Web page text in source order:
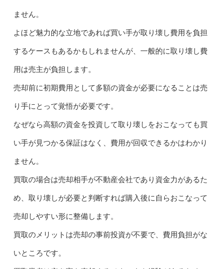
ません。
よほど魅力的な立地であれば買い手が取り壊し費用を負担
するケースもあるかもしれませんが、一般的に取り壊し費
用は売主が負担します。
売却前に初期費用として多額の資金が必要になることは売
り手にとって覚悟が必要です。
なぜなら高額の資金を投資して取り壊しをおこなっても買
い手が見つかる保証はなく、費用が回収できるかはわかり
ません。
買取の場合は売却相手が不動産会社であり資金力があるた
め、取り壊しが必要と判断すれば購入後に自らおこなって
売却しやすい形に整備します。
買取のメリットは売却の事前投資が不要で、費用負担がな
いところです。